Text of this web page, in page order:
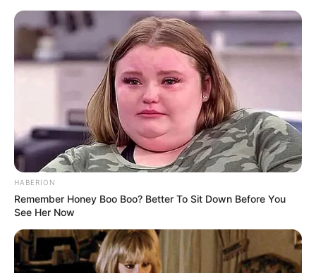
HABERION
Remember Honey Boo Boo? Better To Sit Down Before You
See Her Now